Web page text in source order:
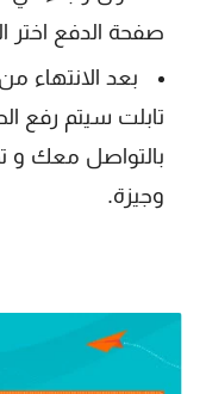
صفحة الدفع اختر
بعد الانتهاء
تابلت سيتم رفع
بالتواصل معك و
وجيزة.